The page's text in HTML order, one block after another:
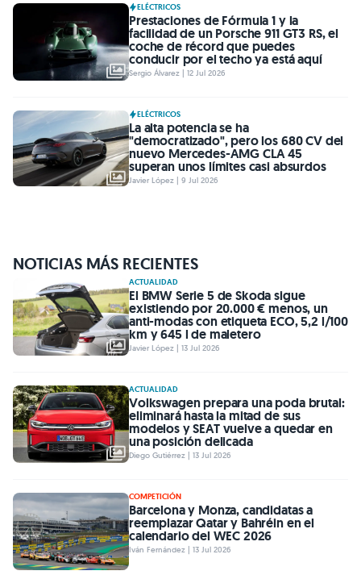
ELÉCTRICOS
Prestaciones de Fórmula 1 y la
facilidad de un Porsche 911 GT3 RS, el
coche de récord que puedes
conducir por el techo ya está aquí
Sergio Álvarez | 12 Jul 2026
ELÉCTRICOS
La alta potencia se ha
"democratizado", pero los 680 CV del
nuevo Mercedes-AMG CLA 45
superan unos límites casi absurdos
Javier López | 9 Jul 2026
NOTICIAS MÁS RECIENTES
ACTUALIDAD
El BMW Serie 5 de Skoda sigue
existiendo por 20.000 € menos, un
anti-modas con etiqueta ECO, 5,2 l/100
km y 645 l de maletero
Javier López | 13 Jul 2026
ACTUALIDAD
Volkswagen prepara una poda brutal:
eliminará hasta la mitad de sus
modelos y SEAT vuelve a quedar en
una posición delicada
Diego Gutiérrez | 13 Jul 2026
COMPETICIÓN
Barcelona y Monza, candidatas a
reemplazar Qatar y Bahréin en el
calendario del WEC 2026
Iván Fernández | 13 Jul 2026